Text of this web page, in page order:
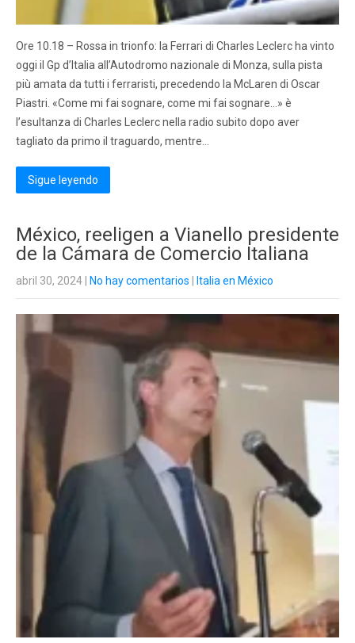
Ore 10.18 – Rossa in trionfo: la Ferrari di Charles Leclerc ha vinto
oggi il Gp d’Italia all’Autodromo nazionale di Monza, sulla pista
più amata da tutti i ferraristi, precedendo la McLaren di Oscar
Piastri. «Come mi fai sognare, come mi fai sognare…» è
l’esultanza di Charles Leclerc nella radio subito dopo aver
tagliato da primo il traguardo, mentre…
Sigue leyendo
México, reeligen a Vianello presidente
de la Cámara de Comercio Italiana
abril 30, 2024 No hay comentarios Italia en México